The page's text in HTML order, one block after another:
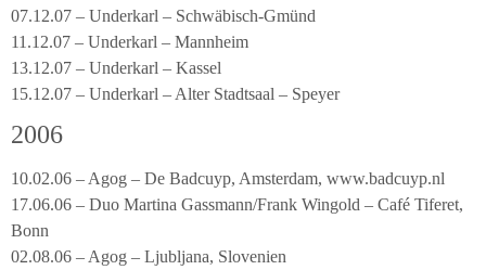
07.12.07 – Underkarl – Schwäbisch-Gmünd
11.12.07 – Underkarl – Mannheim
13.12.07 – Underkarl – Kassel
15.12.07 – Underkarl – Alter Stadtsaal – Speyer
2006
10.02.06 – Agog – De Badcuyp, Amsterdam, www.badcuyp.nl
17.06.06 – Duo Martina Gassmann/Frank Wingold – Café Tiferet,
Bonn
02.08.06 – Agog – Ljubljana, Slovenien